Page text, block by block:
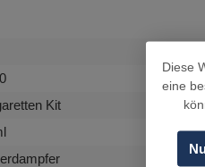
Kit
Diese
eine